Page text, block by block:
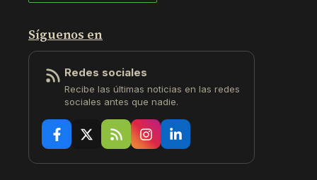
Síguenos en
Redes sociales
Recibe las últimas noticias en las redes
sociales antes que nadie.